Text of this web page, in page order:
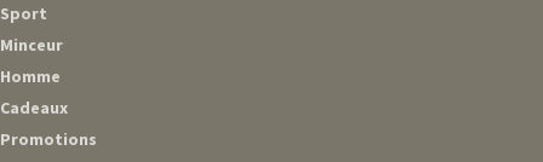
Sport
Minceur
Homme
Cadeaux
Promotions